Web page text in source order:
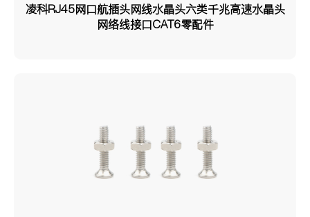
凌科RJ45网口航插头网线水晶头六类千兆高速水晶头
网络线接口CAT6零配件